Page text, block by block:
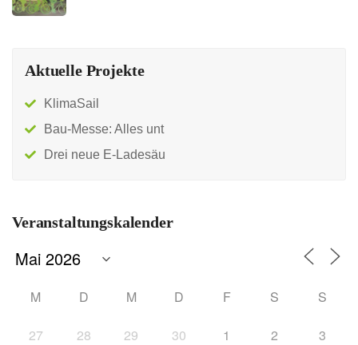
Aktuelle Projekte
KlimaSail
Bau-Messe: Alles unt
Drei neue E-Ladesäu
Veranstaltungskalender
M D M D F S S
27 28 29 30 1 2 3